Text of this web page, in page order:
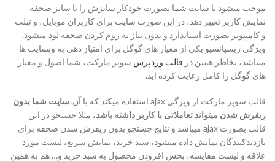
موجب میشود تا سایت شما بصورت خودکار سایزش را با سایز صحفه
نمایش کاربر تغییر دهد، در این صورت سایت برای کاربران موبایل، و تبلت
و کامپیوتر بصورت استاندارد و بدون نیاز به زوم کردن صحفه لود میشود.
ویژگی ریسپانسیو یکی از معیار های گوگل برای امتیاز دهی به وبسایت ها
میباشد، بخاطر همین در قالب وردپرس سوپر مارکت، شما اصول و معیار
های گوگل را کامل رعایت کرده اید.
قالب سوپر مارکت از ویژگی ajax استفاده میکند که با آن،‌
سایت شما بدون
ریفرش شدن میتواند تعاملاتی با کاربر داشته باشد، مثلا جستجو در این
قالب بصورت ajax میباشد و نتایج جستجو بدون ریفرش شدن صحفه برای
بازدیدکنندگان نمایش داده میشود، سبد خرید، نمایش سریع، لیست مورد
علاقه و لیست مقایسه، بخش افزودن محصول به سبد خرید و… هم به همین